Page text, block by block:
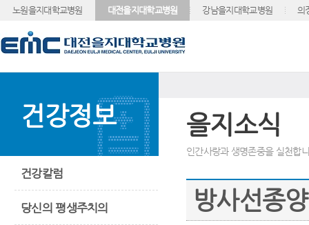
노원을지대학교병원 대전을지대학교병원 강남을지대학교병원 의
건강정보
건강칼럼
당신의 평생주치의
을지소식
인간사랑과 생명존중을 실천합
방사선종